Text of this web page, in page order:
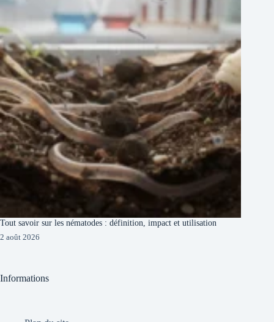
Tout savoir sur les nématodes : définition, impact et utilisation
2 août 2026
Informations